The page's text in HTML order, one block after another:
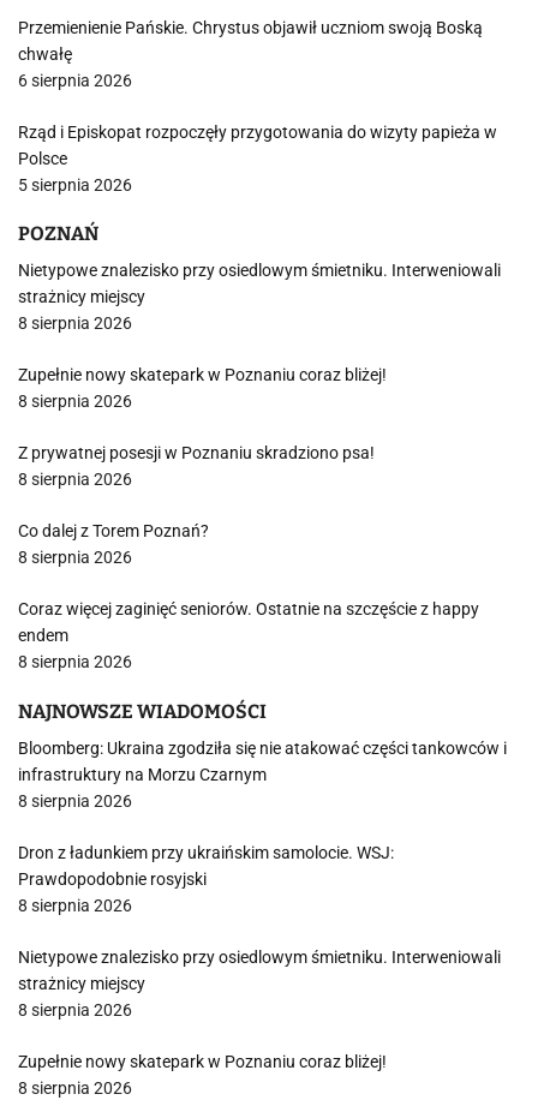
Przemienienie Pańskie. Chrystus objawił uczniom swoją Boską
chwałę
6 sierpnia 2026
Rząd i Episkopat rozpoczęły przygotowania do wizyty papieża w
Polsce
5 sierpnia 2026
POZNAŃ
Nietypowe znalezisko przy osiedlowym śmietniku. Interweniowali
strażnicy miejscy
8 sierpnia 2026
Zupełnie nowy skatepark w Poznaniu coraz bliżej!
8 sierpnia 2026
Z prywatnej posesji w Poznaniu skradziono psa!
8 sierpnia 2026
Co dalej z Torem Poznań?
8 sierpnia 2026
Coraz więcej zaginięć seniorów. Ostatnie na szczęście z happy
endem
8 sierpnia 2026
NAJNOWSZE WIADOMOŚCI
Bloomberg: Ukraina zgodziła się nie atakować części tankowców i
infrastruktury na Morzu Czarnym
8 sierpnia 2026
Dron z ładunkiem przy ukraińskim samolocie. WSJ:
Prawdopodobnie rosyjski
8 sierpnia 2026
Nietypowe znalezisko przy osiedlowym śmietniku. Interweniowali
strażnicy miejscy
8 sierpnia 2026
Zupełnie nowy skatepark w Poznaniu coraz bliżej!
8 sierpnia 2026